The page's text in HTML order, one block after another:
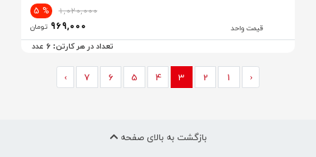
قیمت واحد
1,020,000
% 5
969,000 تومان
تعداد در هر کارتن: 6 عدد
‹
1
2
3
4
5
6
7
›
بازگشت به بالای صفحه